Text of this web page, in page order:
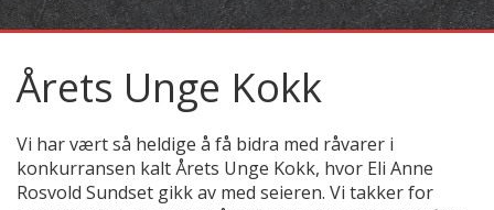
Årets Unge Kokk
Vi har vært så heldige å få bidra med råvarer i
konkurransen kalt Årets Unge Kokk, hvor Eli Anne
Rosvold Sundset gikk av med seieren. Vi takker for